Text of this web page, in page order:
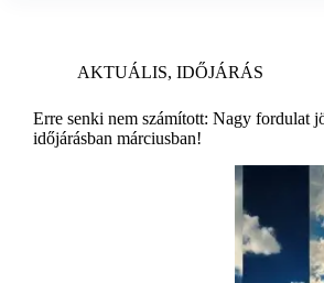
AKTUÁLIS, IDŐJÁRÁS
Erre senki nem számított: Nagy fordulat
időjárásban márciusban!